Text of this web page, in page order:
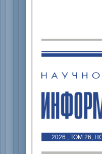
2026 , ТОМ 26,